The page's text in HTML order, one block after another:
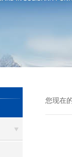
您现在